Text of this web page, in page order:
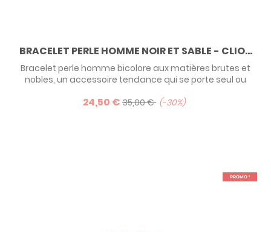
BRACELET PERLE HOMME NOIR ET SABLE - CLIO...
Bracelet perle homme bicolore aux matières brutes et
nobles, un accessoire tendance qui se porte seul ou
tendance !
24,50 € 35,00 € -30%
PROMO !